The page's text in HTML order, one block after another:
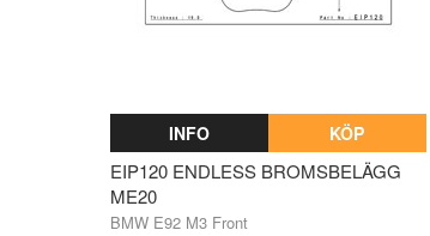
INFO KÖP
EIP120 ENDLESS BROMSBELÄGG
ME20
BMW E92 M3 Front